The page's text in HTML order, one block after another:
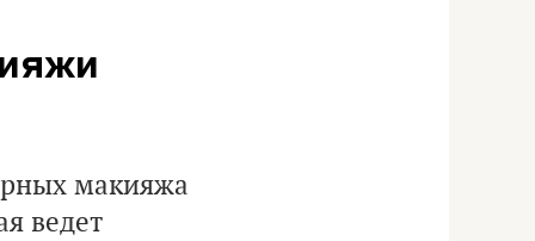
макияжа
ведет